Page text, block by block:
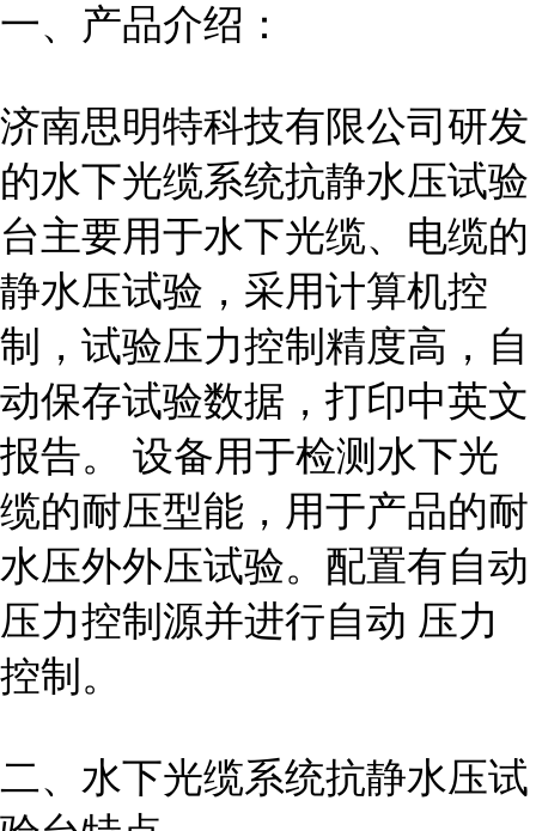
一、产品介绍：
济南思明特科技有限公司研发
的水下光缆系统抗静水压试验
台主要用于水下光缆、电缆的
静水压试验，采用计算机控
制，试验压力控制精度高，自
动保存试验数据，打印中英文
报告。 设备用于检测水下光
缆的耐压型能，用于产品的耐
水压外外压试验。配置有自动
压力控制源并进行自动 压力
控制。
二、水下光缆系统抗静水压试